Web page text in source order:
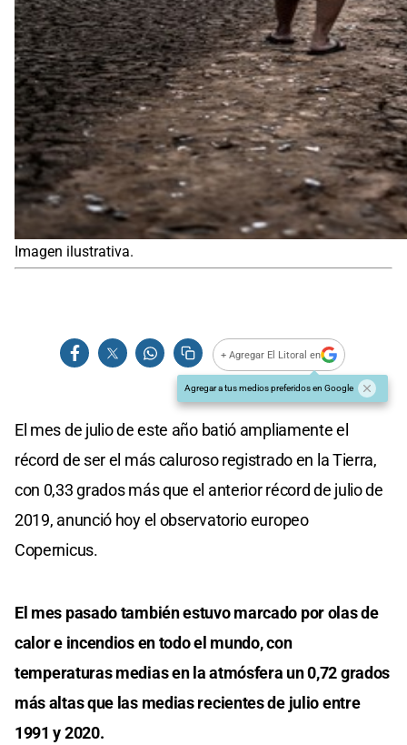
Imagen ilustrativa.
+ Agregar El Litoral en
Agregar a tus medios preferidos en Google
El mes de julio de este año batió ampliamente el
récord de ser el más caluroso registrado en la Tierra,
con 0,33 grados más que el anterior récord de julio de
2019, anunció hoy el observatorio europeo
Copernicus.
El mes pasado también estuvo marcado por olas de
calor e incendios en todo el mundo, con
temperaturas medias en la atmósfera un 0,72 grados
más altas que las medias recientes de julio entre
1991 y 2020.